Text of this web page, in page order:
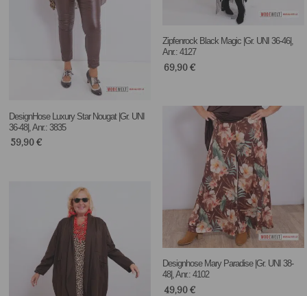
Zipfenrock Black Magic |Gr. UNI 36-46|,
Anr.: 4127
69,90€
DesignHose Luxury Star Nougat |Gr. UNI
36-48|, Anr.: 3835
59,90€
Designhose Mary Paradise |Gr. UNI 38-
48|, Anr.: 4102
49,90€